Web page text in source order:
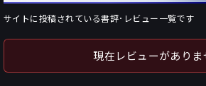
サイトに投稿されている書評･レビュー一覧です
現在レビューがありま